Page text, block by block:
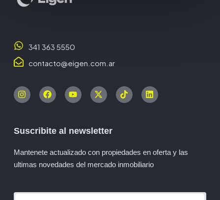
341 363 5550
contacto@eigen.com.ar
Suscribite al newsletter
Mantenete actualizado con propiedades en oferta y las
ultimas novedades del mercado inmobiliario